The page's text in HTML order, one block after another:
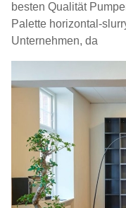
besten Qualität
Palette horizontal-slurrypump.com ist ein professionelles
Unternehmen, da